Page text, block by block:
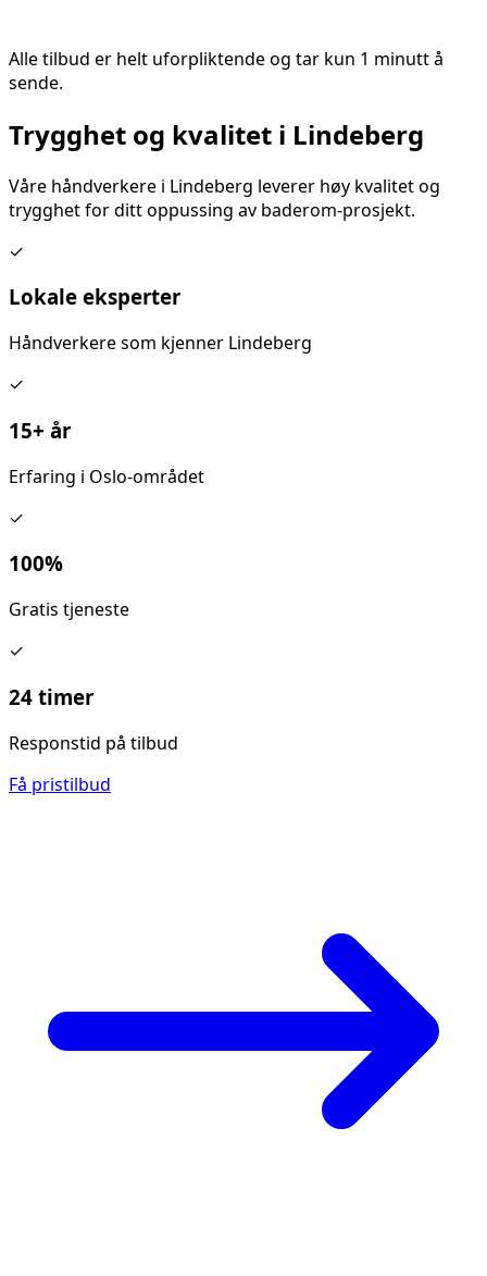
Alle tilbud er helt uforpliktende og tar kun 1 minutt å
sende.
Trygghet og kvalitet i Lindeberg
Våre håndverkere i Lindeberg leverer høy kvalitet og
trygghet for dittoppussing av baderom-prosjekt.
✓
Lokale eksperter
Håndverkere som kjenner Lindeberg
✓
15+ år
Erfaring i Oslo-området
✓
100%
Gratis tjeneste
✓
24 timer
Responstid på tilbud
Få pristilbud